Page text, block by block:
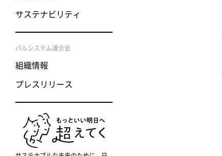
サステナビリティ
パルシステム連合会
組織情報
プレスリリース